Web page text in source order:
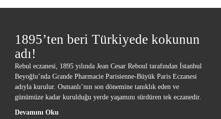
1895’ten beri Türkiyede kokunun
adı!
Rebul eczanesi, 1895 yılında Jean Cesar Reboul tarafından İstanbul
Beyoğlu’nda Grande Pharmacie Parisienne-Büyük Paris Eczanesi
adıyla kurulur. Osmanlı’nın son dönemine tanıklık eden ve
günümüze kadar kurulduğu yerde yaşamını sürdüren tek eczanedir.
Devamını Oku